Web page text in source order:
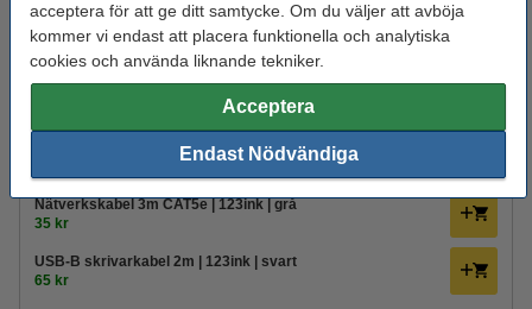
acceptera för att ge ditt samtycke. Om du väljer att avböja
kommer vi endast att placera funktionella och analytiska
cookies och använda liknande tekniker.
Acceptera
Endast Nödvändiga
Tips! Beställ bläckpatroner
HP 924 (6C3Z1NE) multipack BK/C/M/Y (original)
Skrivartillverkaren förser ej skrivaren med USB-kablar eller
Nätverkskabel 3m CAT5e | 123ink | grå
35 kr
USB-B skrivarkabel 2m | 123ink | svart
65 kr